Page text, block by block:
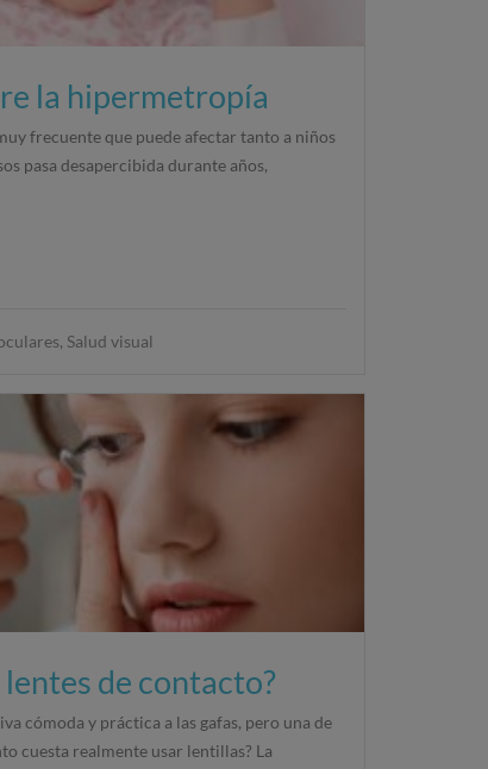
la hipermetropía
frecuente que puede afectar tanto a niños
pasa desapercibida durante años,
, Salud visual
de contacto?
cómoda y práctica a las gafas, pero una de
cuesta realmente usar lentillas? La